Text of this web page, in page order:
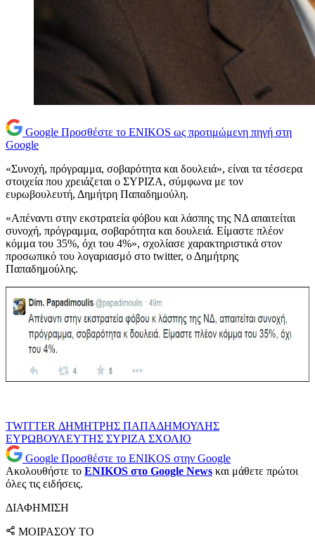
Google Προσθέστε το ENIKOS ως προτιμώμενη πηγή στη
Google
«Συνοχή, πρόγραμμα, σοβαρότητα και δουλειά», είναι τα τέσσερα
στοιχεία που χρειάζεται ο ΣΥΡΙΖΑ, σύμφωνα με τον
ευρωβουλευτή, Δημήτρη Παπαδημούλη.
«Απέναντι στην εκστρατεία φόβου και λάσπης της ΝΔ απαιτείται
συνοχή, πρόγραμμα, σοβαρότητα και δουλειά. Είμαστε πλέον
κόμμα του 35%, όχι του 4%», σχολίασε χαρακτηριστικά στον
προσωπικό του λογαριασμό στο twitter, ο Δημήτρης
Παπαδημούλης.
TWITTER ΔΗΜΗΤΡΗΣ ΠΑΠΑΔΗΜΟΥΛΗΣ
ΕΥΡΩΒΟΥΛΕΥΤΗΣ ΣΥΡΙΖΑ ΣΧΟΛΙΟ
Google Προσθέστε το ENIKOS στην Google
Ακολουθήστε το ENIKOS στο Google News και μάθετε πρώτοι
όλες τις ειδήσεις.
ΔΙΑΦΗΜΙΣΗ
ΜΟΙΡΑΣΟΥ ΤΟ